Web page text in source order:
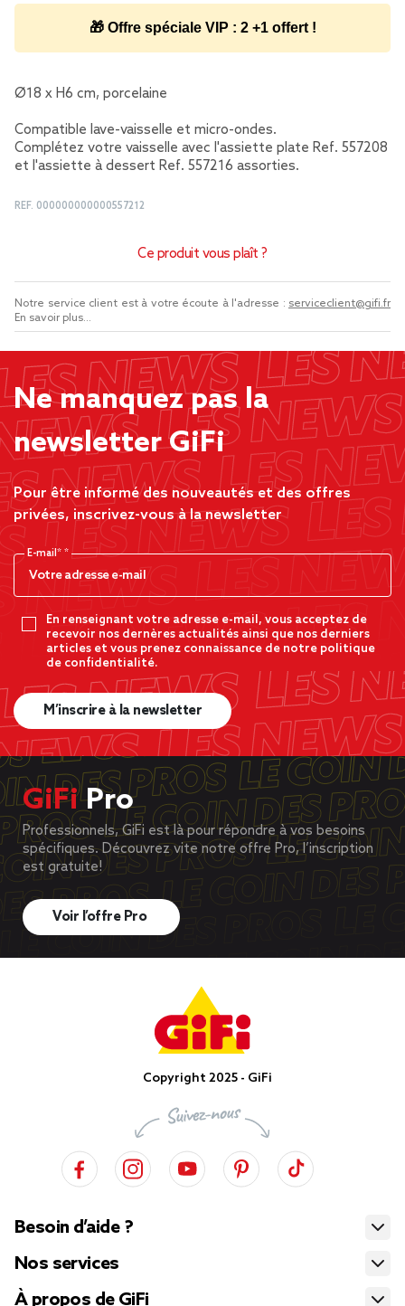
🎁 Offre spéciale VIP : 2 +1 offert !
Ø18 x H6 cm, porcelaine
Compatible lave-vaisselle et micro-ondes.
Complétez votre vaisselle avec l'assiette plate Ref. 557208
et l'assiette à dessert Ref. 557216 assorties.
REF. 000000000000557212
Ce produit vous plaît ?
Notre service client est à votre écoute à l'adresse : serviceclient@gifi.fr
En savoir plus...
Ne manquez pas la
newsletter GiFi
Pour être informé des nouveautés et des offres
privées, inscrivez-vous à la newsletter
E-mail*
En renseignant votre adresse e-mail, vous acceptez de
recevoir nos dernères actualités ainsi que nos derniers
articles et vous prenez connaissance de notre politique
de confidentialité.
M’inscrire à la newsletter
GiFiPro
Professionnels, GiFi est là pour répondre à vos besoins
spécifiques. Découvrez vite notre offre Pro, l’inscription
est gratuite!
Voir l’offre Pro
Copyright 2025 - GiFi
Besoin d’aide ?
Nos services
À propos de GiFi